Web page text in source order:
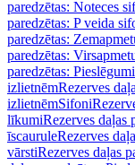
paredzētas: Noteces
paredzētas: P veida
paredzētas:
paredzētas:
paredzētas: Pieslēgumi
izlietnēmRezerves
izlietnēmSifoni
līkumiRezerves daļas
īscauruleRezerves
vārstiRezerves daļas